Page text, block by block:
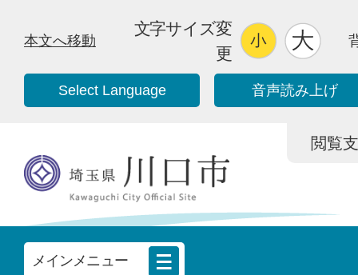
本文へ移動
文字サイズ変
更
Select Language 音声読み上げ
閲覧
メインメニュー